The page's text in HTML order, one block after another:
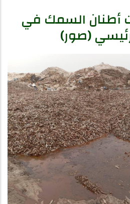
أطنان السمك في
(صور)